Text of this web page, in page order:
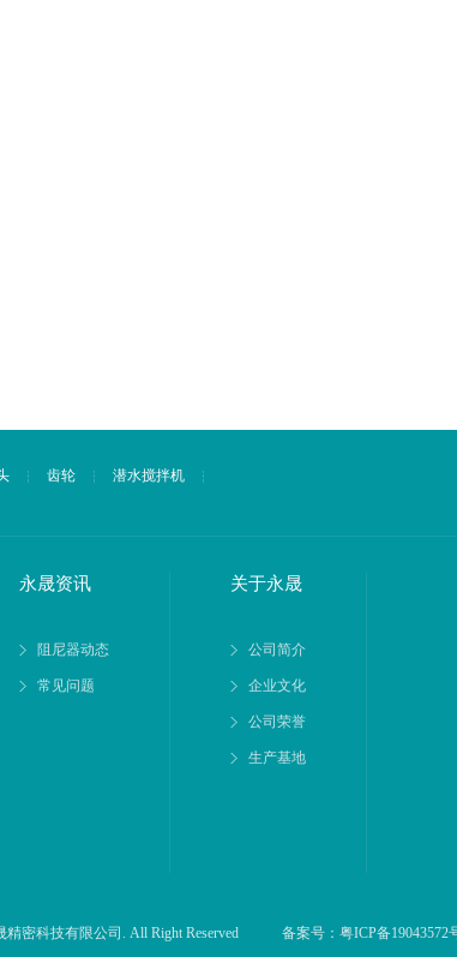
齿轮 潜水搅拌机
永晟资讯
阻尼器动态
常见问题
关于永晟
公司简介
企业文化
公司荣誉
生产基地
晟精密科技有限公司. All Right Reserved 备案号： 粤ICP备19043572